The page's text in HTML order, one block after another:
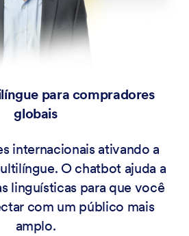
para compradores
globais
internacionais ativando a
O chatbot ajuda a
linguísticas para que você
com um público mais
amplo.